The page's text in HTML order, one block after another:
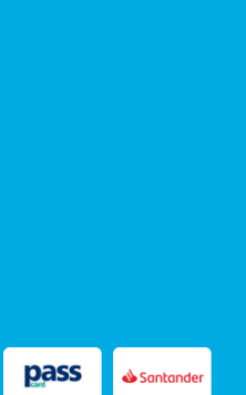
exclusivas
para el tratamiento de
tal y como se